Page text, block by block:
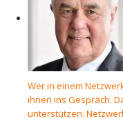
Wer in einem
ihnen ins Gespräch.
unterstützen.